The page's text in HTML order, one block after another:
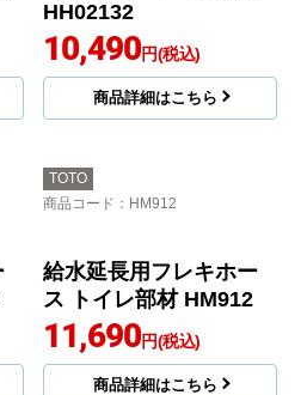
ソケット取替ユニット
（床排水） トイレ部材
HH02132
10,490円(税込)
商品詳細はこちら